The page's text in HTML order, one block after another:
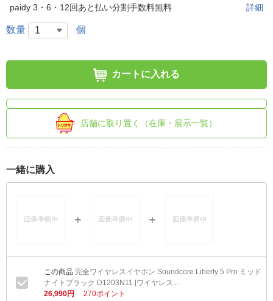
paidy 3・6・12回あと払い分割手数料無料 詳細
数量 個
カートに入れる
店舗に取り置く（在庫・展示一覧）
一緒に購入
完全ワイヤレスイヤホン Soundcore Liberty 5 Pro ミッド
ナイトブラック D1203N11 [ワイヤレス...
26,990円
270ポイント